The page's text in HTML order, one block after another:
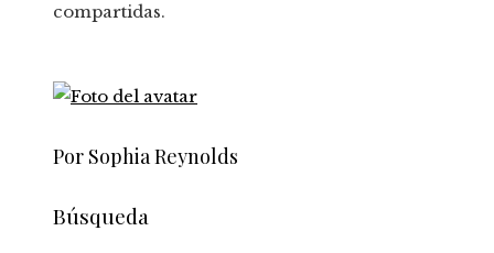
compartidas.
Por Sophia Reynolds
Búsqueda